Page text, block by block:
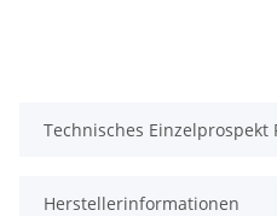
Technisches Einzelprospekt
Herstellerinformationen